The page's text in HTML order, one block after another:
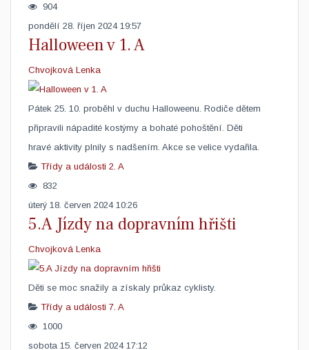
904
pondělí 28. říjen 2024 19:57
Halloween v 1. A
Chvojková Lenka
Pátek 25. 10. proběhl v duchu Halloweenu. Rodiče dětem
připravili nápadité kostýmy a bohaté pohoštění. Děti
hravé aktivity plnily s nadšením. Akce se velice vydařila.
Třídy a události 2. A
832
úterý 18. červen 2024 10:26
5.A Jízdy na dopravním hřišti
Chvojková Lenka
Děti se moc snažily a získaly průkaz cyklisty.
Třídy a události 7. A
1000
sobota 15. červen 2024 17:12